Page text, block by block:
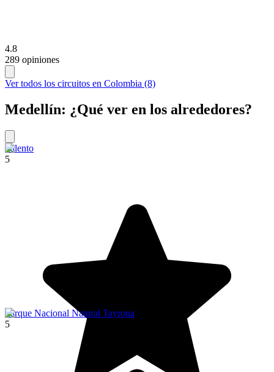
4.8
289 opiniones
Ver todos los circuitos en Colombia (8)
Medellín: ¿Qué ver en los alrededores?
Salento
5
Parque Nacional Natural Tayrona
5